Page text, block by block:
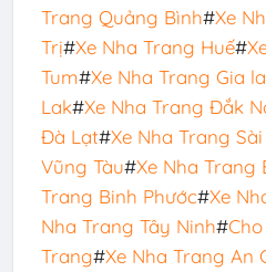
Trang Quảng Bình#Xe
Trị#Xe Nha Trang Huế#
Tum#Xe Nha Trang Gia
Lak#Xe Nha Trang Đắk
Đà Lạt#Xe Nha Trang
Vũng Tàu#Xe Nha Trang
Trang Binh Phước#Xe
Nha Trang Tây Ninh#
Trang#Xe Nha Trang An